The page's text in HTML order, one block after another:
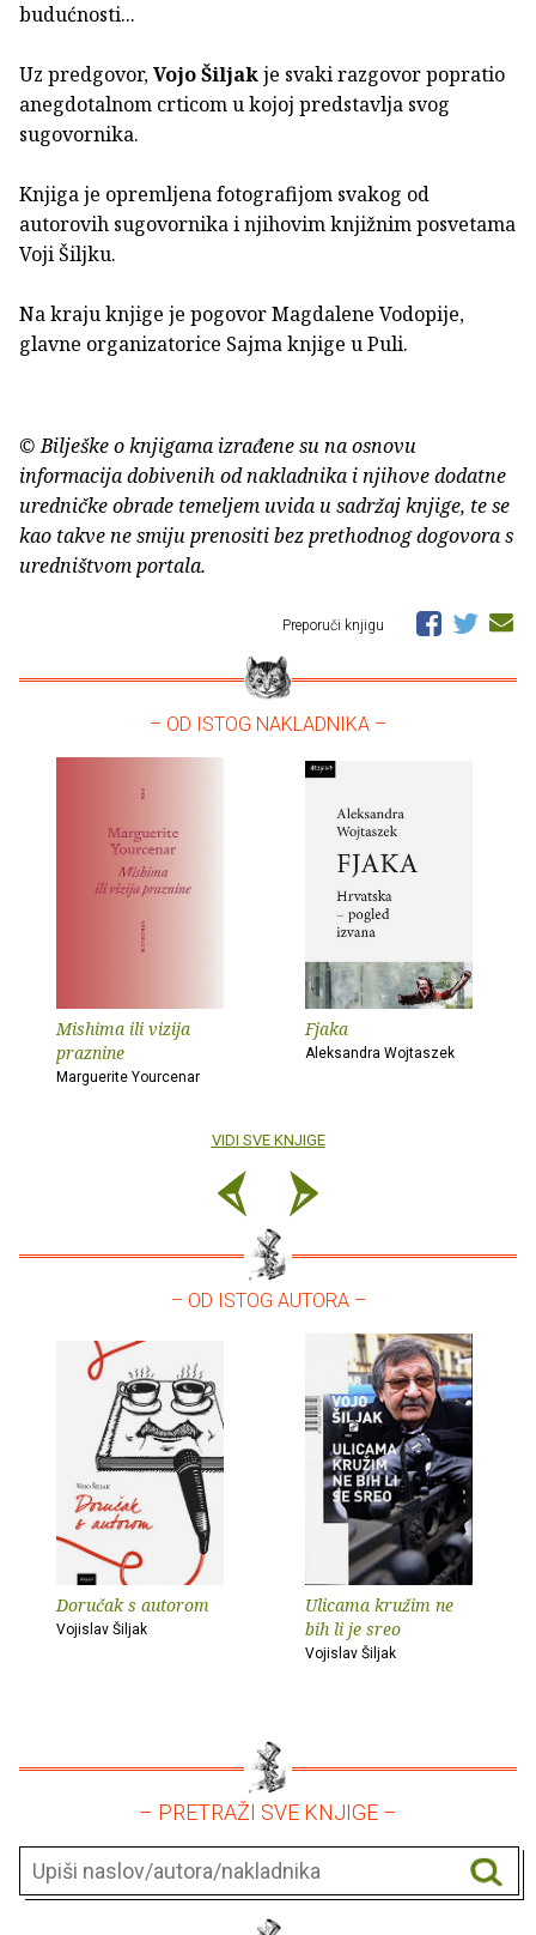
budućnosti...
Uz predgovor,Vojo Šiljakje svaki razgovor popratio
anegdotalnom crticom u kojoj predstavlja svog
sugovornika.
Knjiga je opremljena fotografijom svakog od
autorovih sugovornika i njihovim knjižnim posvetama
Voji Šiljku.
Na kraju knjige je pogovor Magdalene Vodopije,
glavne organizatorice Sajma knjige u Puli.
© Bilješke o knjigama izrađene su na osnovu
informacija dobivenih od nakladnika i njihove dodatne
uredničke obrade temeljem uvida u sadržaj knjige, te se
kao takve ne smiju prenositi bez prethodnog dogovora s
uredništvom portala.
Preporuči knjigu
– OD ISTOG NAKLADNIKA –
Mishima ili vizija
praznine
Marguerite Yourcenar
Fjaka
Aleksandra Wojtaszek
VIDI SVE KNJIGE
– OD ISTOG AUTORA –
Doručak s autorom
Vojislav Šiljak
Ulicama kružim ne
bih li je sreo
Vojislav Šiljak
– PRETRAŽI SVE KNJIGE –